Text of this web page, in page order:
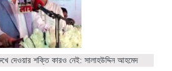
দেওয়ার শক্তি কারও নেই: সালাহউদ্দিন আহমেদ